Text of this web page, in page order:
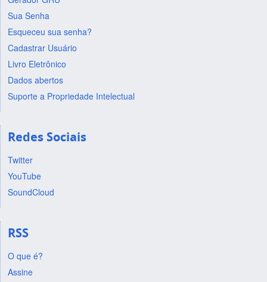
Sua Senha
Esqueceu sua senha?
Cadastrar Usuário
Livro Eletrônico
Dados abertos
Suporte a Propriedade Intelectual
Redes Sociais
Twitter
YouTube
SoundCloud
RSS
O que é?
Assine